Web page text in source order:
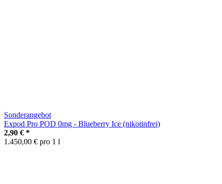
Sonderangebot
Expod Pro POD 0mg - Blueberry Ice (nikotinfrei)
2,90 € *
1.450,00 € pro 1 l